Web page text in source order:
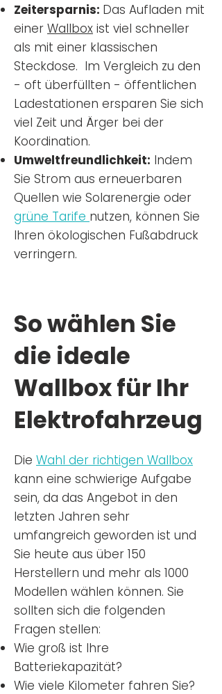
Zeitersparnis: Das Aufladen mit
einer Wallbox ist viel schneller
als mit einer klassischen
Steckdose. Im Vergleich zu den
- oft überfüllten - öffentlichen
Ladestationen ersparen Sie sich
viel Zeit und Ärger bei der
Koordination.
Umweltfreundlichkeit: Indem
Sie Strom aus erneuerbaren
Quellen wie Solarenergie oder
grüne Tarife nutzen, können Sie
Ihren ökologischen Fußabdruck
verringern.
So wählen Sie
die ideale
Wallbox für Ihr
Elektrofahrzeug
Die Wahl der richtigen Wallbox
kann eine schwierige Aufgabe
sein, da das Angebot in den
letzten Jahren sehr
umfangreich geworden ist und
Sie heute aus über 150
Herstellern und mehr als 1000
Modellen wählen können. Sie
sollten sich die folgenden
Fragen stellen:
Wie groß ist Ihre
Batteriekapazität?
Wie viele Kilometer fahren Sie?